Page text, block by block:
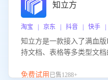
知立方
淘宝 | 京东 | 抖音 | 快手 |
知立方是一款接入了满血版
持文档、表格等多类型文
识支持，帮助用户高效管理
免费试用 已售1288+